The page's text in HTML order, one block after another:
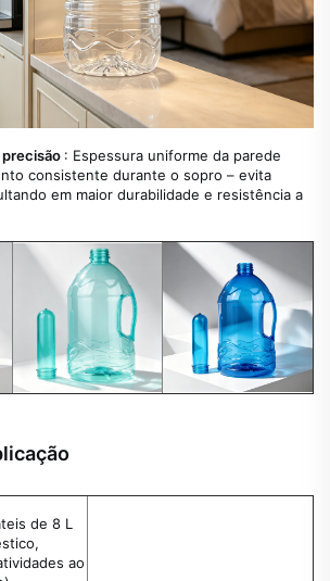
precisão : Espessura uniforme da parede
consistente durante o sopro – evita
em maior durabilidade e resistência a
de 8 L
ao